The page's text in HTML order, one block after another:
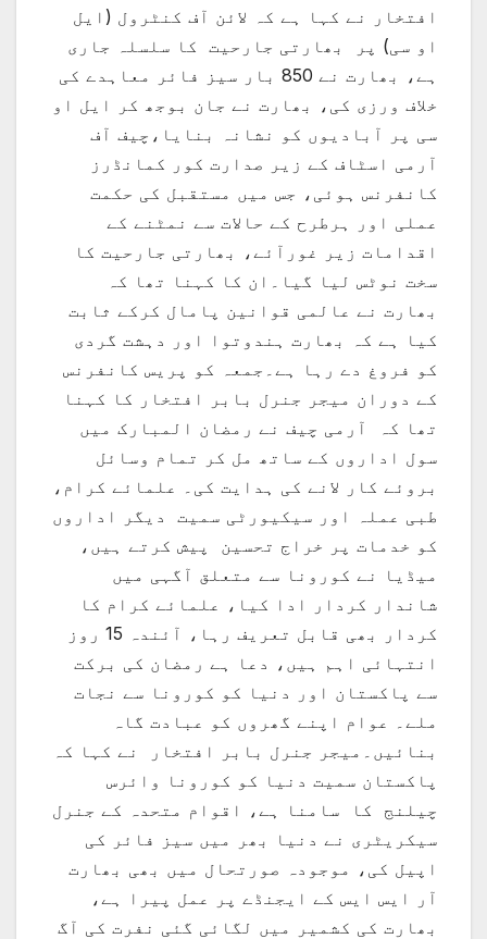
افتخار نے کہا ہے کہ لائن آف کنٹرول (ایل
او سی) پر بھارتی جارحیت کا سلسلہ جاری
ہے، بھارت نے 850 بار سیز فائر معاہدے کی
خلاف ورزی کی، بھارت نے جان بوجھ کر ایل او
سی پر آبادیوں کو نشانہ بنایا،چیف آف
آرمی اسٹاف کے زیر صدارت کور کمانڈرز
کانفرنس ہوئی، جس میں مستقبل کی حکمت
عملی اور ہرطرح کے حالات سے نمٹنے کے
اقدامات زیر غورآئے، بھارتی جارحیت کا
سخت نوٹس لیا گیا۔ان کا کہنا تھا کہ
بھارت نے عالمی قوانین پامال کرکے ثابت
کیا ہے کہ بھارت ہندوتوا اور دہشت گردی
کو فروغ دے رہا ہے۔جمعہ کو پریس کانفرنس
کے دوران میجر جنرل بابر افتخار کا کہنا
تھا کہ آرمی چیف نے رمضان المبارک میں
سول اداروں کے ساتھ مل کر تمام وسائل
بروئے کار لانے کی ہدایت کی۔ علمائے کرام،
طبی عملہ اور سیکیورٹی سمیت دیگر اداروں
کو خدمات پر خراج تحسین پیش کرتے ہیں،
میڈیا نے کورونا سے متعلق آگہی میں
شاندار کردار ادا کیا، علمائے کرام کا
کردار بھی قابل تعریف رہا، آئندہ 15 روز
انتہائی اہم ہیں، دعا ہے رمضان کی برکت
سے پاکستان اور دنیا کو کورونا سے نجات
ملے۔ عوام اپنے گھروں کو عبادت گاہ
بنائیں۔میجر جنرل بابر افتخار نے کہا کہ
پاکستان سمیت دنیا کو کورونا وائرس
چیلنج کا سامنا ہے، اقوام متحدہ کے جنرل
سیکریٹری نے دنیا بھر میں سیز فائر کی
اپیل کی، موجودہ صورتحال میں بھی بھارت
آر ایس ایس کے ایجنڈے پر عمل پیرا ہے،
بھارت کی کشمیر میں لگائی گئی نفرت کی آگ